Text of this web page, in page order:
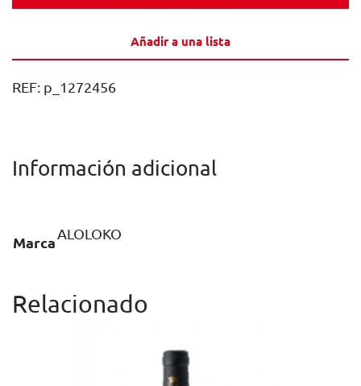
6U
Añadir a una lista
REF: p_1272456
Información adicional
Marca
ALOLOKO
Relacionado